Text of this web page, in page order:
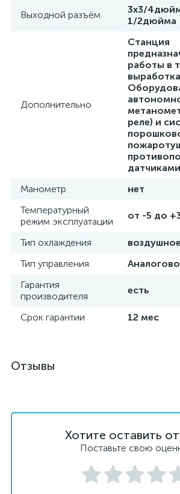
Выходной разъём
3х3/
1/2дюйма
Дополнительно
Станция
работы в
реле) и
Манометр
нет
Температурный
режим эксплуатации
от -5 до
Тип охлаждения
воздушное
Тип управления
Гарантия
производителя
есть
Срок гарантии 12 мес
Отзывы
Хотите оставить
Поставьте свою